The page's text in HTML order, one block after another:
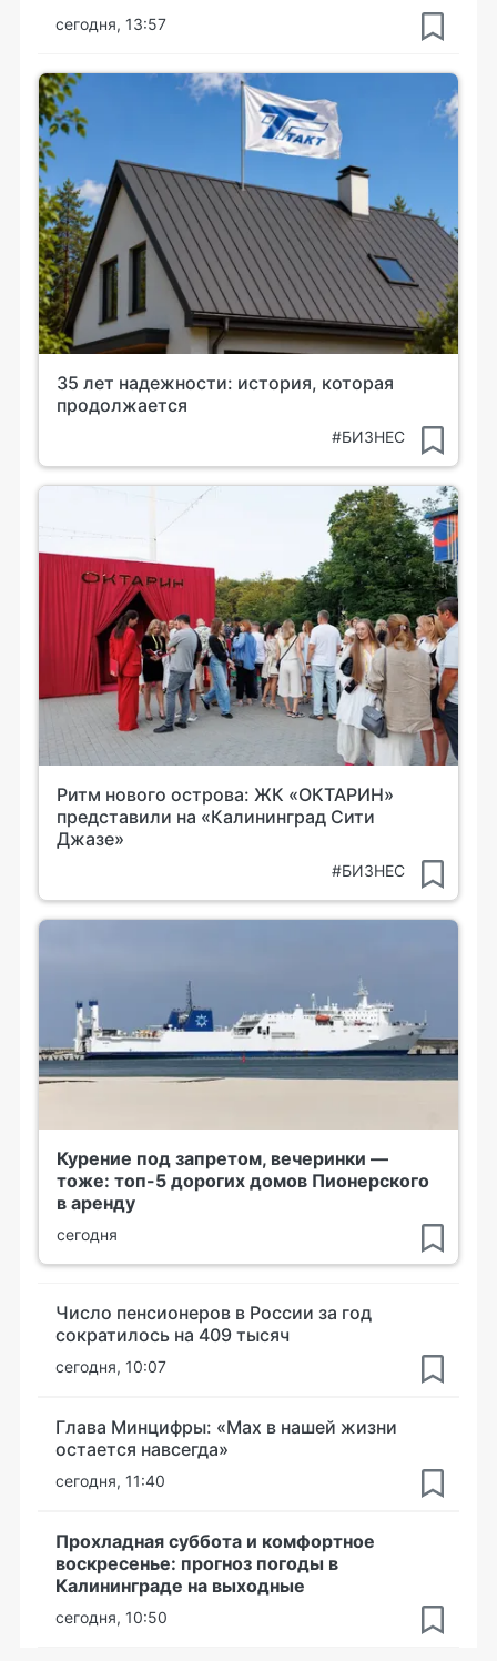
сегодня, 13:57
35 лет надежности: история, которая
продолжается
#БИЗНЕС
Ритм нового острова: ЖК «ОКТАРИН»
представили на «Калининград Сити
Джазе»
#БИЗНЕС
Курение под запретом, вечеринки —
тоже: топ-5 дорогих домов Пионерского
в аренду
сегодня
Число пенсионеров в России за год
сократилось на 409 тысяч
сегодня, 10:07
Глава Минцифры: «Мах в нашей жизни
остается навсегда»
сегодня, 11:40
Прохладная суббота и комфортное
воскресенье: прогноз погоды в
Калининграде на выходные
сегодня, 10:50